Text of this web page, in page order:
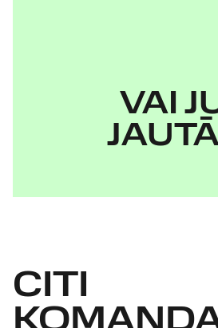
VAI
CITI